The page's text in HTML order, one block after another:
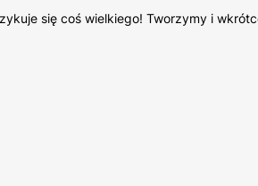
się coś wielkiego! Tworzymy i